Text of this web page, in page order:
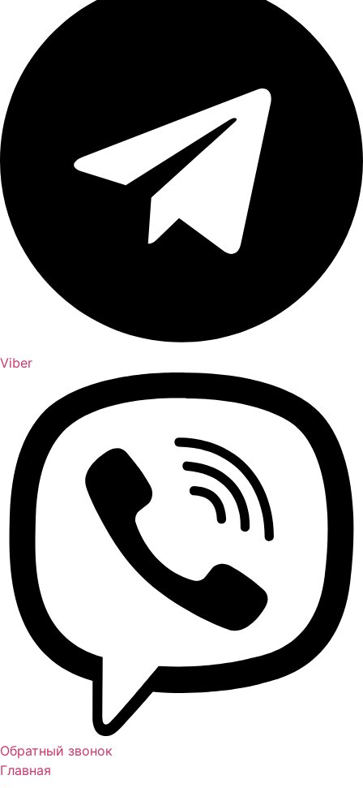
Viber
Обратный звонок
Главная